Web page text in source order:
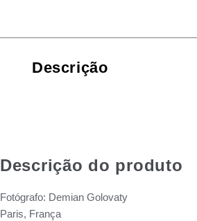
Descrição
Descrição do produto
Fotógrafo: Demian Golovaty
Paris, França